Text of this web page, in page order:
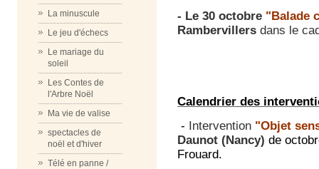
La minuscule
Le jeu d'échecs
Le mariage du
soleil
Les Contes de
l'Arbre Noël
Ma vie de valise
spectacles de
noël et d'hiver
Télé en panne /
- Le 30 octobre "Balade
Rambervillers dans le
Calendrier des
- Intervention "Objet
Daunot (Nancy) de
Frouard.